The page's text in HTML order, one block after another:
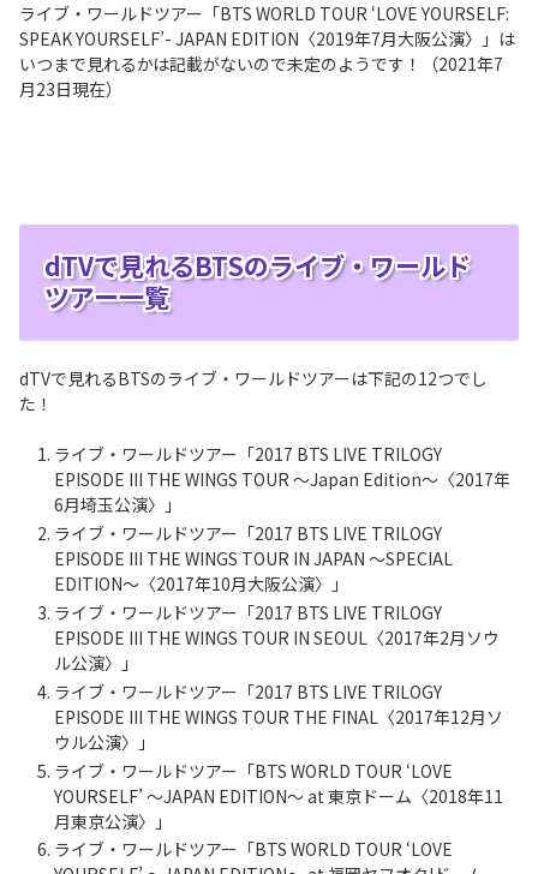
ライブ・ワールドツアー「BTS WORLD TOUR ‘LOVE YOURSELF:
SPEAK YOURSELF’- JAPAN EDITION〈2019年7月大阪公演〉」は
いつまで見れるかは記載がないので未定のようです！（2021年7
月23日現在）
dTVで見れるBTSのライブ・ワールド
ツアー一覧
dTVで見れるBTSのライブ・ワールドツアーは下記の12つでし
た！
ライブ・ワールドツアー「2017 BTS LIVE TRILOGY
EPISODE III THE WINGS TOUR ～Japan Edition～〈2017年
6月埼玉公演〉」
ライブ・ワールドツアー「2017 BTS LIVE TRILOGY
EPISODE III THE WINGS TOUR IN JAPAN ～SPECIAL
EDITION～〈2017年10月大阪公演〉」
ライブ・ワールドツアー「2017 BTS LIVE TRILOGY
EPISODE III THE WINGS TOUR IN SEOUL〈2017年2月ソウ
ル公演〉」
ライブ・ワールドツアー「2017 BTS LIVE TRILOGY
EPISODE III THE WINGS TOUR THE FINAL〈2017年12月ソ
ウル公演〉」
ライブ・ワールドツアー「BTS WORLD TOUR ‘LOVE
YOURSELF’ ～JAPAN EDITION～ at 東京ドーム〈2018年11
月東京公演〉」
ライブ・ワールドツアー「BTS WORLD TOUR ‘LOVE